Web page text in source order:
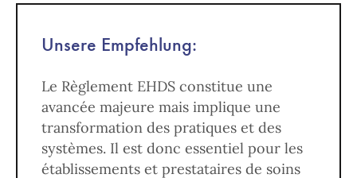
Unsere Empfehlung:
Le Règlement EHDS constitue une
avancée majeure mais implique une
transformation des pratiques et des
systèmes. Il est donc essentiel pour les
établissements et prestataires de soins